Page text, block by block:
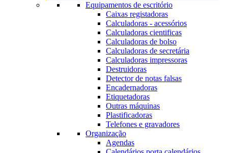
Equipamentos de escritório
Caixas registadoras
Calculadoras - acessórios
Calculadoras cientificas
Calculadoras de bolso
Calculadoras de secretária
Calculadoras impressoras
Destruidoras
Detector de notas falsas
Encadernadoras
Etiquetadoras
Outras máquinas
Plastificadoras
Telefones e gravadores
Organização
Agendas